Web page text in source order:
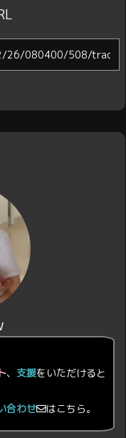
、 支援をいただけると
合わせ はこちら。